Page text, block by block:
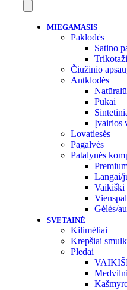
MIEGAMASIS
Paklodės
Satino
Čiužinio
Antklodės
Pūkai
Įvairios
Lovatiesės
Pagalvės
Patalynės
Langai/
Vaikiški
Gėlės/
SVETAINĖ
Kilimėliai
Krepšiai
Pledai